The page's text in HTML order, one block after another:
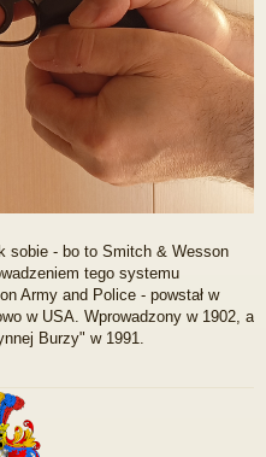
sobie - bo to Smitch & Wesson
tego systemu
Army and Police - powstał w
w USA. Wprowadzony w 1902, a
Burzy" w 1991.